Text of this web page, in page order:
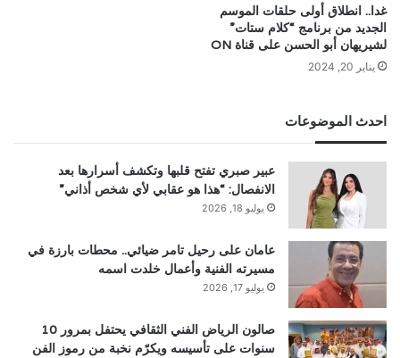
غدا.. انطلاق أولى حلقات الموسم
الجديد من برنامج “كلام ستات”
لشيريهان أبو الحسن على قناة ON
يناير 20, 2024
احدث الموضوعات
عبير صبري تفتح قلبها وتكشف أسرارها بعد
الانفصال: “هذا هو عقابي لأي شخص أذاني”
يوليو 18, 2026
عامان على رحيل تامر ضيائي.. محطات بارزة في
مسيرته الفنية وأعمال خلدت اسمه
يوليو 17, 2026
صالون الرياض الفني الثقافي يحتفل بمرور 10
سنوات على تأسيسه ويكرّم نخبة من رموز الفن